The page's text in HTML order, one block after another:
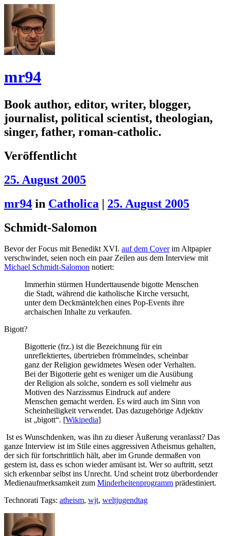
mr94
Book author, editor, writer, blogger,
journalist, political scientist, theologian,
singer, father, roman-catholic.
Veröffentlicht
25. August 2005
mr94 in Catholica | 25. August 2005
Schmidt-Salomon
Bevor der Focus mit Benedikt XVI. auf dem Coverim Altpapier
verschwindet, seien noch ein paar Zeilen aus dem Interview mit
Michael Schmidt-Salomon notiert:
Immerhin stürmen Hunderttausende bigotte Menschen
die Stadt, während die katholische Kirche versucht,
unter dem Deckmäntelchen eines Pop-Events ihre
archaischen Inhalte zu verkaufen.
Bigott?
Bigotterie (frz.) ist die Bezeichnung für ein
unreflektiertes, übertrieben frömmelndes, scheinbar
ganz der Religion gewidmetes Wesen oder Verhalten.
Bei der Bigotterie geht es weniger um die Ausübung
der Religion als solche, sondern es soll vielmehr aus
Motiven des Narzissmus Eindruck auf andere
Menschen gemacht werden. Es wird auch im Sinn von
Scheinheiligkeit verwendet. Das dazugehörige Adjektiv
ist „bigott“. [Wikipedia]
Ist es Wunschdenken, was ihn zu dieser Äußerung veranlasst? Das
ganze Interview ist im Stile eines aggressiven Atheismus gehalten,
der sich für fortschrittlich hält, aber im Grunde dermaßen von
gestern ist, dass es schon wieder amüsant ist. Wer so auftritt, setzt
sich erkennbar selbst ins Unrecht. Und scheint trotz überbordender
Medienaufmerksamkeit zum Minderheitenprogramm prädestiniert.
Technorati Tags: atheism, wjt, weltjugendtag